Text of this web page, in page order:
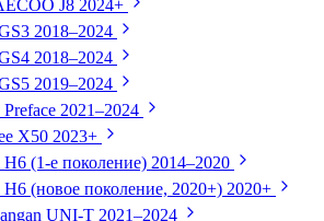
J8 2024+
2018–2024
2018–2024
2019–2024
2021–2024
X50 2023+
(1-е поколение) 2014–2020
(новое поколение, 2020+) 2020+
UNI-T 2021–2024